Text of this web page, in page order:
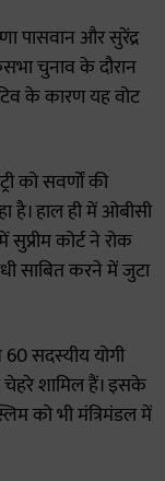
पासवान और सुरेंद्र
चुनाव के दौरान
के कारण यह वोट
को सवर्णों की
है। हाल ही में ओबीसी
कोर्ट ने रोक
साबित करने में जुटा
सदस्यीय योगी
चेहरे शामिल हैं। इसके
को भी मंत्रिमंडल में